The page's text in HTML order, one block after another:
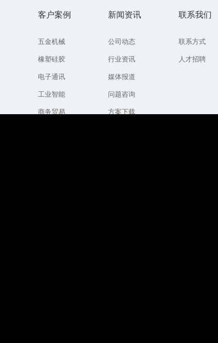
客户案例
五金机械
橡塑硅胶
电子通讯
工业智能
商务贸易
新闻资讯
公司动态
行业资讯
媒体报道
问题咨询
方案下载
联系我们
联系方式
人才招聘